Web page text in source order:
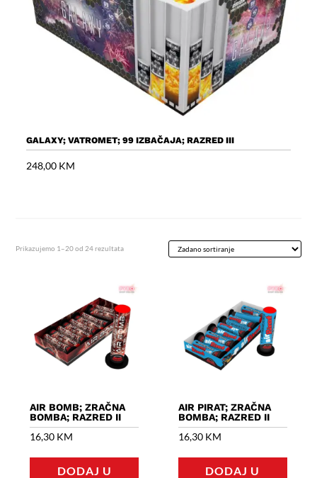
GALAXY; VATROMET; 99 IZBAČAJA; RAZRED III
248,00 KM
Prikazujemo 1–20 od 24 rezultata
AIR BOMB; ZRAČNA
BOMBA; RAZRED II
16,30 KM
DODAJ U
AIR PIRAT; ZRAČNA
BOMBA; RAZRED II
16,30 KM
DODAJ U